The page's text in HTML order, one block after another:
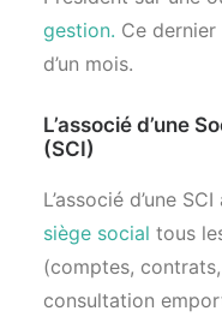
gestion. Ce
d’un mois.
L’associé d’une
(SCI)
L’associé d’une
siège social tous
(comptes,
consultation